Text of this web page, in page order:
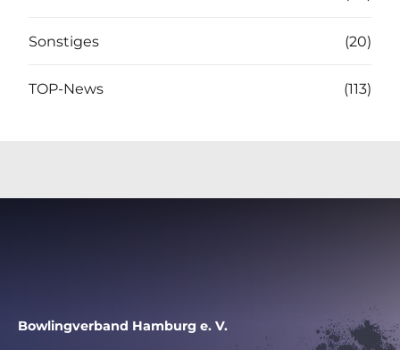
Sonstiges (20)
TOP-News (113)
Bowlingverband Hamburg e. V.